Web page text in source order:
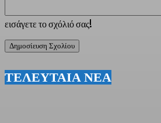
εισάγετε το σχόλιό σας!
ΤΕΛΕΥΤΑΙΑ ΝΕΑ